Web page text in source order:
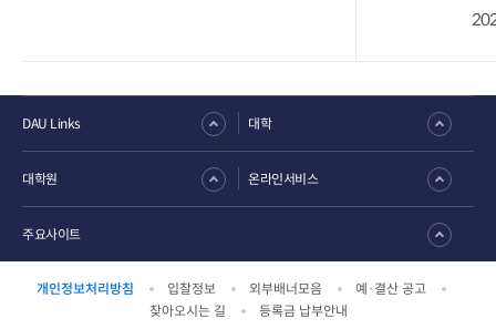
개인정보처리방침 입찰정보 외부배너모음
예·결산 공고
찾아오시는 길
등록금 납부안내
DAU Links 대학
대학원 온라인서비스
주요사이트